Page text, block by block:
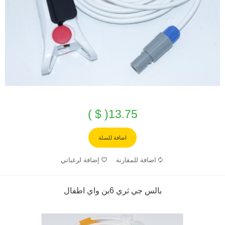
13.75( $ )
اضافة للسلة
اضافة للمقارنة إضافة لرغباتي
بالس جي ثري 6بن واي اطفال